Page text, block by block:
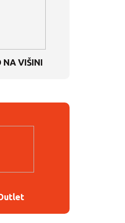
NA VIŠINI